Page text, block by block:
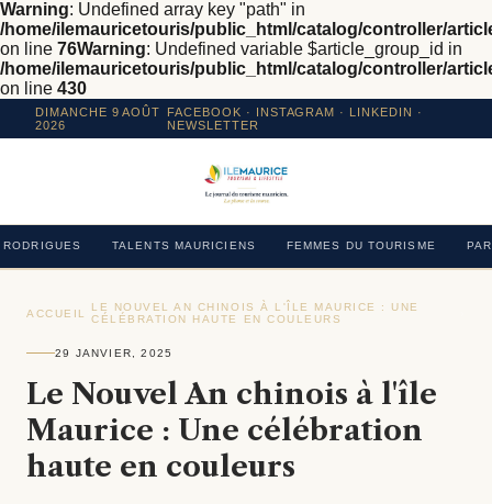
Warning: Undefined array key "path" in
/home/ilemauricetouris/public_html/catalog/controller/
on line 76Warning: Undefined variable $article_group_id in
/home/ilemauricetouris/public_html/catalog/controller/
on line 430
DIMANCHE 9 AOÛT
2026
FACEBOOK · INSTAGRAM · LINKEDIN ·
NEWSLETTER
RODRIGUES TALENTS MAURICIENS FEMMES DU TOURISME
ACCUEIL
LE NOUVEL AN CHINOIS À L'ÎLE MAURICE : UNE
CÉLÉBRATION HAUTE EN COULEURS
29 JANVIER, 2025
Le Nouvel An chinois à l'île
Maurice : Une célébration
haute en couleurs